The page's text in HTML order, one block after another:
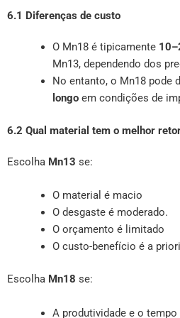
6.1 Diferenças de custo
O Mn18 é tipicamente
Mn13, dependendo dos
No entanto, o Mn18 pode
longoem condições de
6.2 Qual material tem o melhor
Escolha Mn13 se:
O material é macio
O desgaste é moderado.
O orçamento é limitado
O custo-benefício é a
Escolha Mn18 se:
A produtividade e o